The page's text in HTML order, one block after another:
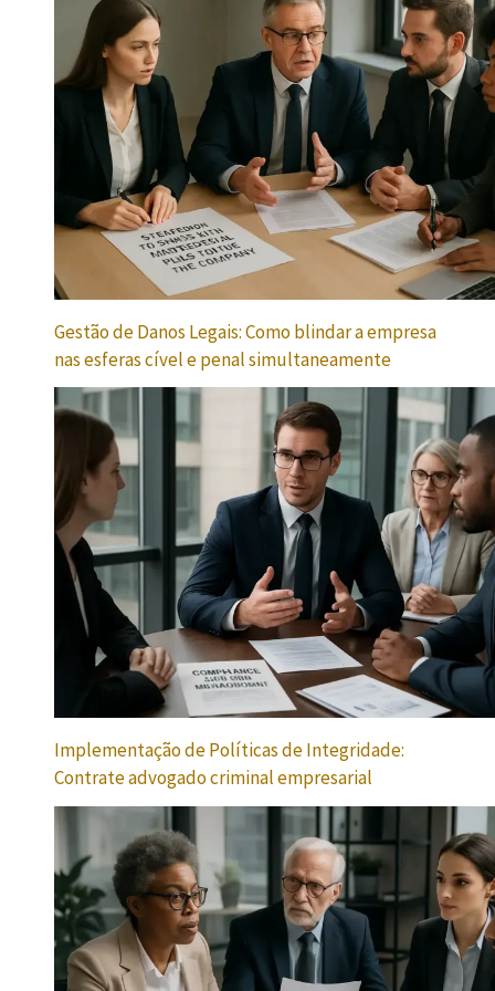
Gestão de Danos Legais: Como blindar a empresa
nas esferas cível e penal simultaneamente
Implementação de Políticas de Integridade:
Contrate advogado criminal empresarial